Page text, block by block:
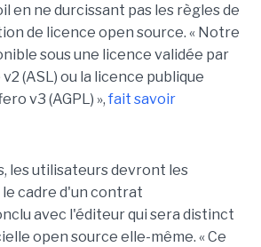
en ne durcissant pas les règles de
de licence open source. « Notre
sous une licence validée par
(ASL) ou la licence publique
v3 (AGPL) », fait savoir
les utilisateurs devront les
cadre d'un contrat
avec l'éditeur qui sera distinct
open source elle-même. « Ce